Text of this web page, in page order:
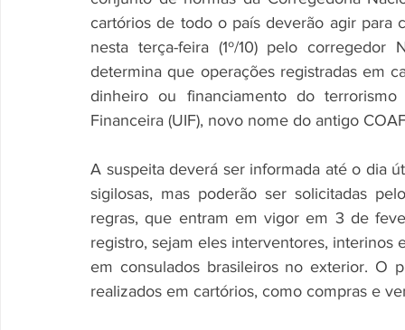
cartórios de todo o país deverão agir para
nesta terça-feira (1º/10) pelo
determina que operações registradas em
dinheiro ou financiamento do
Financeira (UIF), novo nome do antigo
A suspeita deverá ser informada até o dia
sigilosas, mas poderão ser solicitadas
regras, que entram em vigor em 3 de
registro, sejam eles interventores, interinos
em consulados brasileiros no exterior. O
realizados em cartórios, como compras e